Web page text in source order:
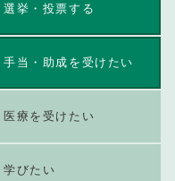
選挙・投票する
手当・助成を受けたい
医療を受けたい
学びたい